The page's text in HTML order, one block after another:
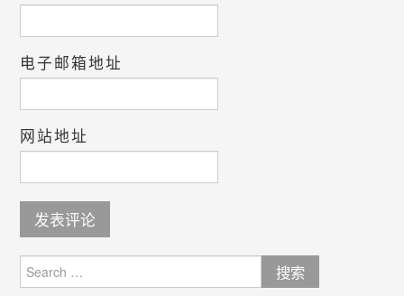
电子邮箱地址
网站地址
for: